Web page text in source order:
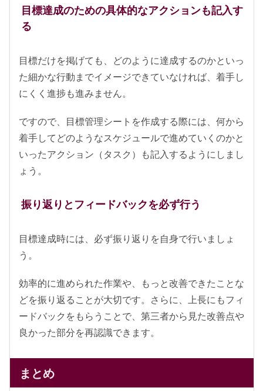
目標達成のための具体的なアクションも記入す
る
目標だけを掲げても、どのように達成するのかといっ
た細かな行動までイメージできていなければ、着手し
にくく進捗も進みません。
ですので、目標管理シートを作成する際には、何から
着手してどのようなスケジュールで進めていくのかと
いったアクション（タスク）も記入するようにしまし
ょう。
振り返りとフィードバックを必ず行う
目標達成時には、必ず振り返りを自身で行いましょ
う。
効率的に進められた作業や、もっと改善できたことな
どを振り返ることが大切です。さらに、上長にもフィ
ードバックをもらうことで、第三者から見た改善点や
良かった部分を再認識できます。
まとめ